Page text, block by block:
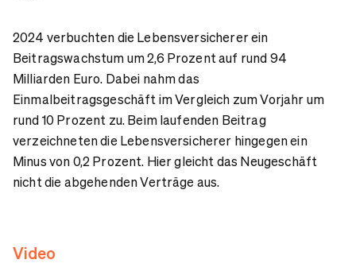
2024 verbuchten die Lebensversicherer ein
Beitragswachstum um 2,6 Prozent auf rund 94
Milliarden Euro. Dabei nahm das
Einmalbeitragsgeschäft im Vergleich zum Vorjahr um
rund 10 Prozent zu. Beim laufenden Beitrag
verzeichneten die Lebensversicherer hingegen ein
Minus von 0,2 Prozent. Hier gleicht das Neugeschäft
nicht die abgehenden Verträge aus.
Video